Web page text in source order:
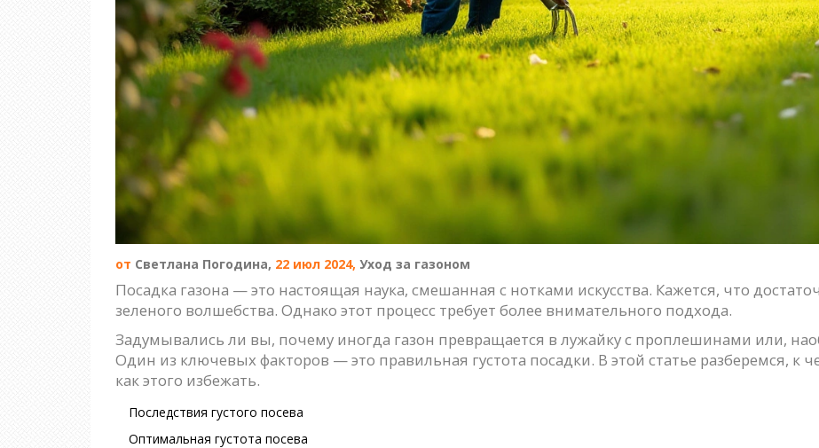
от Светлана Погодина, 22 июл 2024, Уход за газоном
Посадка газона — это настоящая наука, смешанная с нотками искусства. Кажется, что
зеленого волшебства. Однако этот процесс требует более внимательного подхода.
Задумывались ли вы, почему иногда газон превращается в лужайку с проплешинами или,
Один из ключевых факторов — это правильная густота посадки. В этой статье разберемся, к
как этого избежать.
Последствия густого посева
Оптимальная густота посева